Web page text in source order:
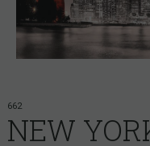
662
NEW